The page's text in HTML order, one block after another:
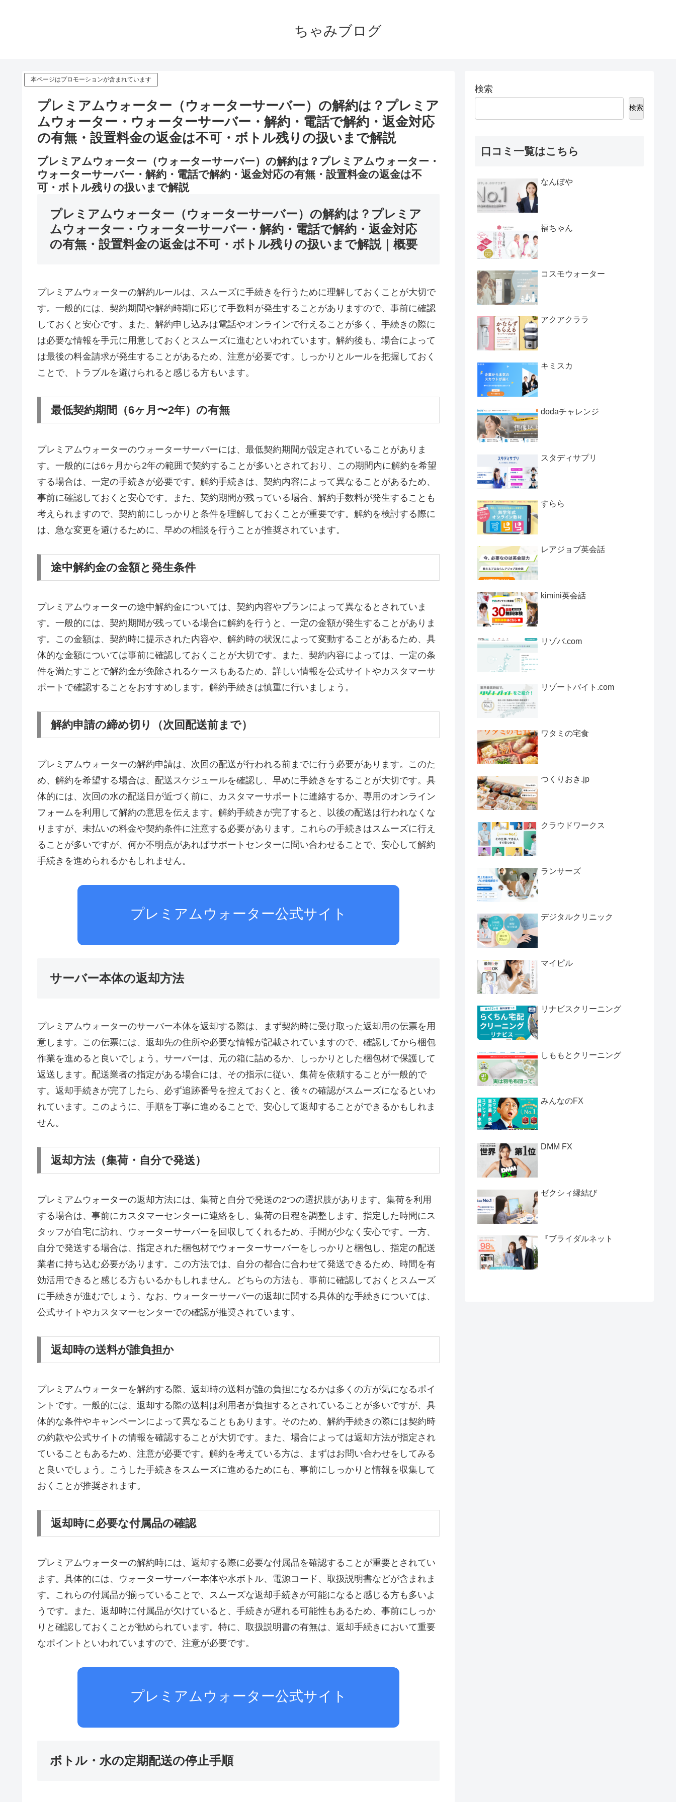
ちゃみブログ
本ページはプロモーションが含まれています
プレミアムウォーター（ウォーターサーバー）の解約は？プレミア
ムウォーター・ウォーターサーバー・解約・電話で解約・返金対応
の有無・設置料金の返金は不可・ボトル残りの扱いまで解説
プレミアムウォーター（ウォーターサーバー）の解約は？プレミアムウォーター・
ウォーターサーバー・解約・電話で解約・返金対応の有無・設置料金の返金は不
可・ボトル残りの扱いまで解説
プレミアムウォーター（ウォーターサーバー）の解約は？プレミア
ムウォーター・ウォーターサーバー・解約・電話で解約・返金対応
の有無・設置料金の返金は不可・ボトル残りの扱いまで解説｜概要
プレミアムウォーターの解約ルールは、スムーズに手続きを行うために理解しておくことが大切で
す。一般的には、契約期間や解約時期に応じて手数料が発生することがありますので、事前に確認
しておくと安心です。また、解約申し込みは電話やオンラインで行えることが多く、手続きの際に
は必要な情報を手元に用意しておくとスムーズに進むといわれています。解約後も、場合によって
は最後の料金請求が発生することがあるため、注意が必要です。しっかりとルールを把握しておく
ことで、トラブルを避けられると感じる方もいます。
最低契約期間（6ヶ月〜2年）の有無
プレミアムウォーターのウォーターサーバーには、最低契約期間が設定されていることがありま
す。一般的には6ヶ月から2年の範囲で契約することが多いとされており、この期間内に解約を希望
する場合は、一定の手続きが必要です。解約手続きは、契約内容によって異なることがあるため、
事前に確認しておくと安心です。また、契約期間が残っている場合、解約手数料が発生することも
考えられますので、契約前にしっかりと条件を理解しておくことが重要です。解約を検討する際に
は、急な変更を避けるために、早めの相談を行うことが推奨されています。
途中解約金の金額と発生条件
プレミアムウォーターの途中解約金については、契約内容やプランによって異なるとされていま
す。一般的には、契約期間が残っている場合に解約を行うと、一定の金額が発生することがありま
す。この金額は、契約時に提示された内容や、解約時の状況によって変動することがあるため、具
体的な金額については事前に確認しておくことが大切です。また、契約内容によっては、一定の条
件を満たすことで解約金が免除されるケースもあるため、詳しい情報を公式サイトやカスタマーサ
ポートで確認することをおすすめします。解約手続きは慎重に行いましょう。
解約申請の締め切り（次回配送前まで）
プレミアムウォーターの解約申請は、次回の配送が行われる前までに行う必要があります。このた
め、解約を希望する場合は、配送スケジュールを確認し、早めに手続きをすることが大切です。具
体的には、次回の水の配送日が近づく前に、カスタマーサポートに連絡するか、専用のオンライン
フォームを利用して解約の意思を伝えます。解約手続きが完了すると、以後の配送は行われなくな
りますが、未払いの料金や契約条件に注意する必要があります。これらの手続きはスムーズに行え
ることが多いですが、何か不明点があればサポートセンターに問い合わせることで、安心して解約
手続きを進められるかもしれません。
プレミアムウォーター公式サイト
サーバー本体の返却方法
プレミアムウォーターのサーバー本体を返却する際は、まず契約時に受け取った返却用の伝票を用
意します。この伝票には、返却先の住所や必要な情報が記載されていますので、確認してから梱包
作業を進めると良いでしょう。サーバーは、元の箱に詰めるか、しっかりとした梱包材で保護して
返送します。配送業者の指定がある場合には、その指示に従い、集荷を依頼することが一般的で
す。返却手続きが完了したら、必ず追跡番号を控えておくと、後々の確認がスムーズになるといわ
れています。このように、手順を丁寧に進めることで、安心して返却することができるかもしれま
せん。
返却方法（集荷・自分で発送）
プレミアムウォーターの返却方法には、集荷と自分で発送の2つの選択肢があります。集荷を利用
する場合は、事前にカスタマーセンターに連絡をし、集荷の日程を調整します。指定した時間にス
タッフが自宅に訪れ、ウォーターサーバーを回収してくれるため、手間が少なく安心です。一方、
自分で発送する場合は、指定された梱包材でウォーターサーバーをしっかりと梱包し、指定の配送
業者に持ち込む必要があります。この方法では、自分の都合に合わせて発送できるため、時間を有
効活用できると感じる方もいるかもしれません。どちらの方法も、事前に確認しておくとスムーズ
に手続きが進むでしょう。なお、ウォーターサーバーの返却に関する具体的な手続きについては、
公式サイトやカスタマーセンターでの確認が推奨されています。
返却時の送料が誰負担か
プレミアムウォーターを解約する際、返却時の送料が誰の負担になるかは多くの方が気になるポイ
ントです。一般的には、返却する際の送料は利用者が負担するとされていることが多いですが、具
体的な条件やキャンペーンによって異なることもあります。そのため、解約手続きの際には契約時
の約款や公式サイトの情報を確認することが大切です。また、場合によっては返却方法が指定され
ていることもあるため、注意が必要です。解約を考えている方は、まずはお問い合わせをしてみる
と良いでしょう。こうした手続きをスムーズに進めるためにも、事前にしっかりと情報を収集して
おくことが推奨されます。
返却時に必要な付属品の確認
プレミアムウォーターの解約時には、返却する際に必要な付属品を確認することが重要とされてい
ます。具体的には、ウォーターサーバー本体や水ボトル、電源コード、取扱説明書などが含まれま
す。これらの付属品が揃っていることで、スムーズな返却手続きが可能になると感じる方も多いよ
うです。また、返却時に付属品が欠けていると、手続きが遅れる可能性もあるため、事前にしっか
りと確認しておくことが勧められています。特に、取扱説明書の有無は、返却手続きにおいて重要
なポイントといわれていますので、注意が必要です。
プレミアムウォーター公式サイト
ボトル・水の定期配送の停止手順
検索
検索
口コミ一覧はこちら
なんぼや
福ちゃん
コスモウォーター
アクアクララ
キミスカ
dodaチャレンジ
スタディサプリ
すらら
レアジョブ英会話
kimini英会話
リゾバ.com
リゾートバイト.com
ワタミの宅食
つくりおき.jp
クラウドワークス
ランサーズ
デジタルクリニック
マイピル
リナビスクリーニング
しももとクリーニング
みんなのFX
DMM FX
ゼクシィ縁結び
『ブライダルネット